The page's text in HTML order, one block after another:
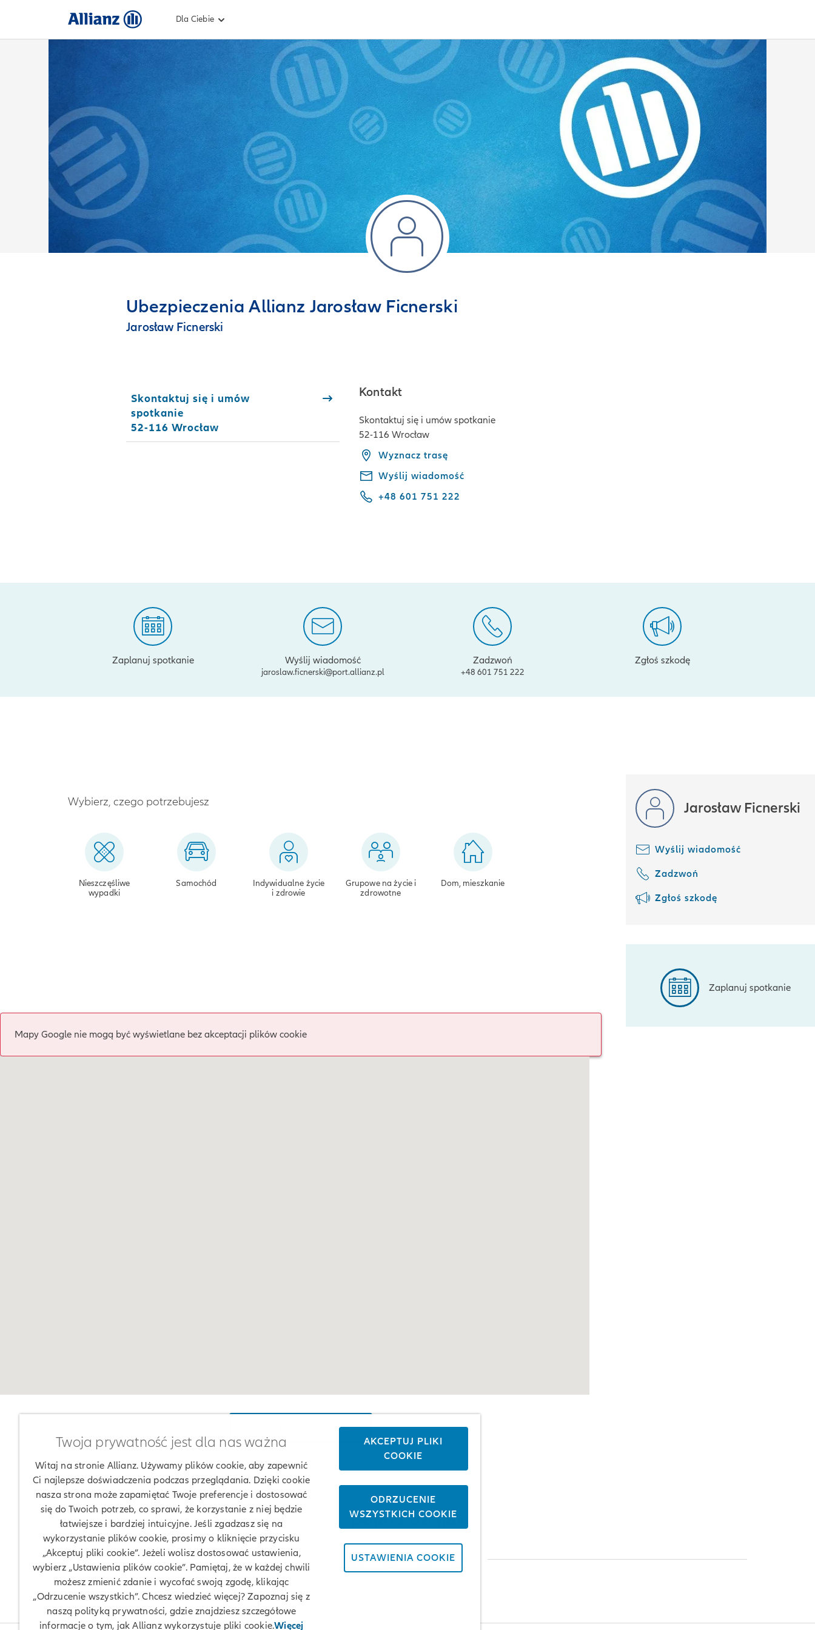
Dla Ciebie
Ubezpieczenia Allianz Jarosław Ficnerski
Jarosław Ficnerski
Skontaktuj się i umów
spotkanie
52-116 Wrocław
Kontakt
Skontaktuj się i umów spotkanie
52-116 Wrocław
Wyznacz trasę
Wyślij wiadomość
+48 601 751 222
Zaplanuj spotkanie Wyślij wiadomość
jaroslaw.ficnerski@port.allianz.pl
Zadzwoń
+48 601 751 222
Zgłoś szkodę
Jarosław Ficnerski
Wyślij wiadomość
Zadzwoń
Zgłoś szkodę
Zaplanuj spotkanie
Wybierz, czego potrzebujesz
Nieszczęśliwe
wypadki
Samochód
Indywidualne życie
i zdrowie
Grupowe na życie i
zdrowotne
Dom, mieszkanie
Mapy Google nie mogą być wyświetlane bez akceptacji plików cookie
WYZNACZ TRASĘ
Dołącz do nas
Twoja prywatność jest dla nas ważna
Witaj na stronie Allianz. Używamy plików cookie, aby zapewnić
Ci najlepsze doświadczenia podczas przeglądania. Dzięki cookie
nasza strona może zapamiętać Twoje preferencje i dostosować
się do Twoich potrzeb, co sprawi, że korzystanie z niej będzie
łatwiejsze i bardziej intuicyjne. Jeśli zgadzasz się na
wykorzystanie plików cookie, prosimy o kliknięcie przycisku
„Akceptuj pliki cookie”. Jeżeli wolisz dostosować ustawienia,
wybierz „Ustawienia plików cookie”. Pamiętaj, że w każdej chwili
możesz zmienić zdanie i wycofać swoją zgodę, klikając
„Odrzucenie wszystkich”. Chcesz wiedzieć więcej? Zapoznaj się z
naszą polityką prywatności, gdzie znajdziesz szczegółowe
informacje o tym, jak Allianz wykorzystuje pliki cookie.Więcej
AKCEPTUJ PLIKI
COOKIE
ODRZUCENIE
WSZYSTKICH COOKIE
USTAWIENIA COOKIE